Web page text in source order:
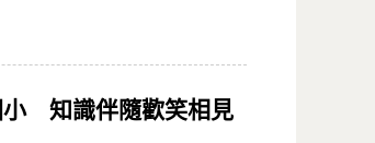
小 知識伴隨歡笑相見